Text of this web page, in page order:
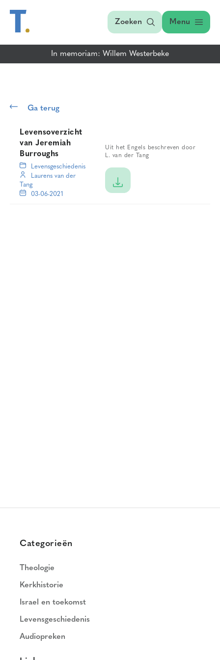
Zoeken Menu
In memoriam: Willem Westerbeke
Ga terug
Levensoverzicht
van Jeremiah
Burroughs
Uit het Engels beschreven door
L. van der Tang
Levensgeschiedenis
Laurens van der
Tang
03-06-2021
Categorieën
Theologie
Kerkhistorie
Israel en toekomst
Levensgeschiedenis
Audiopreken